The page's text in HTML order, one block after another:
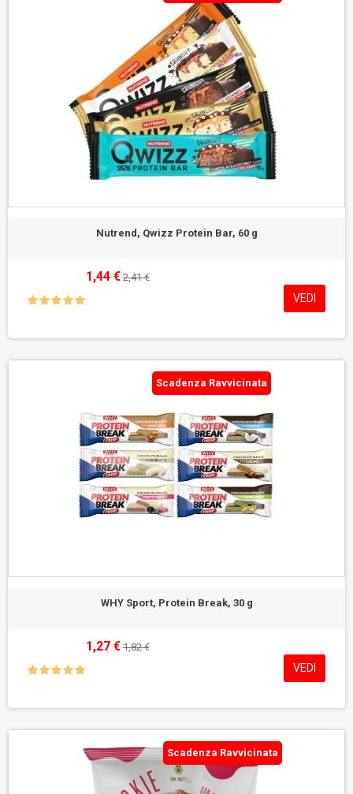
Nutrend, Qwizz Protein Bar, 60 g
1,44 € 2,41 €
VEDI
Scadenza Ravvicinata
WHY Sport, Protein Break, 30 g
1,27 € 1,82 €
VEDI
Scadenza Ravvicinata